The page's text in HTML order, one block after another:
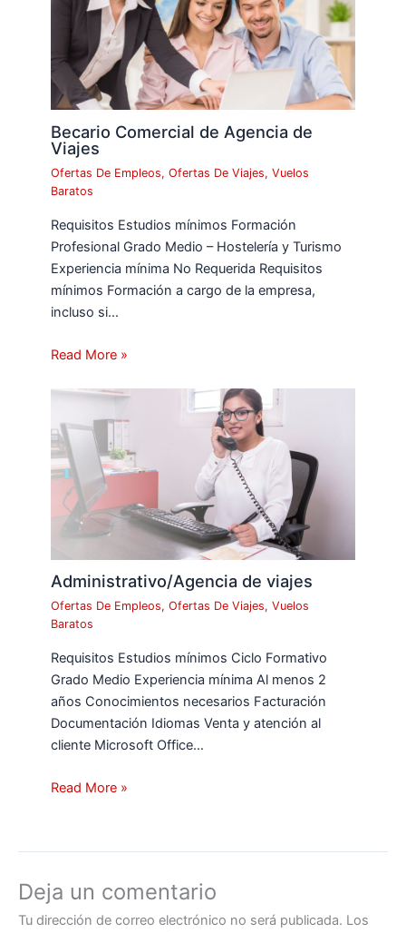
Becario Comercial de Agencia de
Viajes
Ofertas De Empleos,Ofertas De Viajes,Vuelos
Baratos
Requisitos Estudios mínimos Formación
Profesional Grado Medio – Hostelería y Turismo
Experiencia mínima No Requerida Requisitos
mínimos Formación a cargo de la empresa,
incluso si…
Read More »
Administrativo/Agencia de viajes
Ofertas De Empleos,Ofertas De Viajes,Vuelos
Baratos
Requisitos Estudios mínimos Ciclo Formativo
Grado Medio Experiencia mínima Al menos 2
años Conocimientos necesarios Facturación
Documentación Idiomas Venta y atención al
cliente Microsoft Office…
Read More »
Deja un comentario
Tu dirección de correo electrónico no será publicada. Los